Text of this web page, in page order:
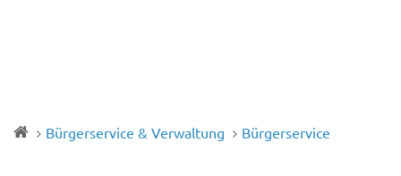
Bürgerservice & Verwaltung Bürgerservice